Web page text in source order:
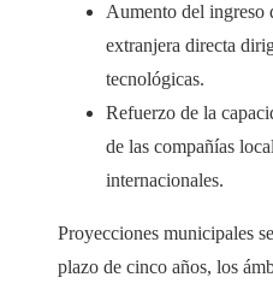
Aumento del ingreso
extranjera directa
tecnológicas.
Refuerzo de la
de las compañías
internacionales.
Proyecciones municipales
plazo de cinco años, los